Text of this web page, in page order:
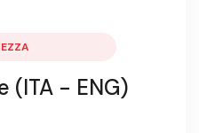
(ITA - ENG)